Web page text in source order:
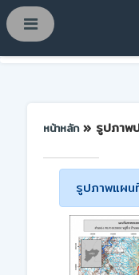
หน้าหลัก » รูปภาพ
รูปภาพแผ